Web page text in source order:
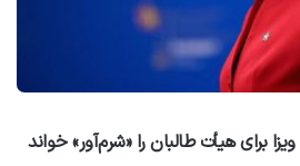
برای هیأت طالبان را «شرم‌آور» خواند